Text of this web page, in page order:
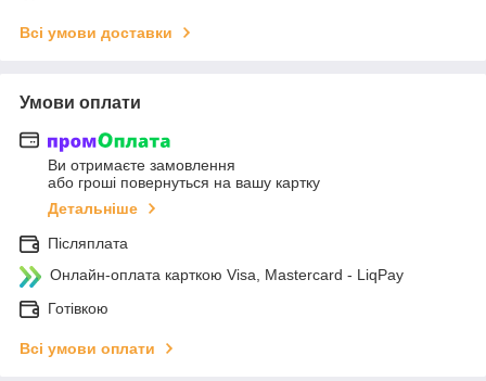
Всі умови доставки
Умови оплати
Ви отримаєте замовлення
або гроші повернуться на вашу картку
Детальніше
Післяплата
Онлайн-оплата карткою Visa, Mastercard - LiqPay
Готівкою
Всі умови оплати